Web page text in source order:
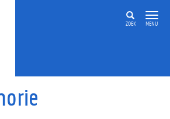
ZOEK MENU